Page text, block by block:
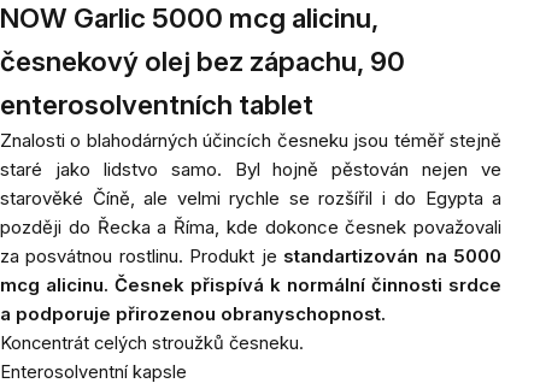
NOW Garlic 5000 mcg alicinu,
česnekový olej bez zápachu, 90
enterosolventních tablet
Znalosti o blahodárných účincích česneku jsou téměř stejně
staré jako lidstvo samo. Byl hojně pěstován nejen ve
starověké Číně, ale velmi rychle se rozšířil i do Egypta a
později do Řecka a Říma, kde dokonce česnek považovali
za posvátnou rostlinu. Produkt je standartizován na 5000
mcg alicinu. Česnek přispívá k normální činnosti srdce
a podporuje přirozenou obranyschopnost.
Koncentrát celých stroužků česneku.
Enterosolventní kapsle